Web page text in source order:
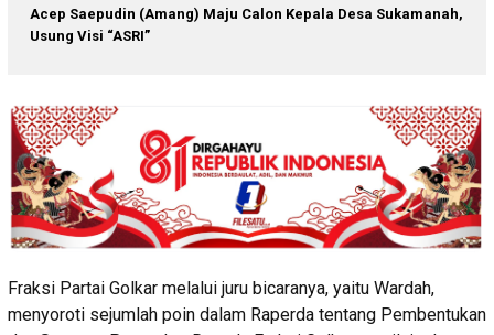
Acep Saepudin (Amang) Maju Calon Kepala Desa Sukamanah,
Usung Visi “ASRI”
Fraksi Partai Golkar melalui juru bicaranya, yaitu Wardah,
menyoroti sejumlah poin dalam Raperda tentang Pembentukan